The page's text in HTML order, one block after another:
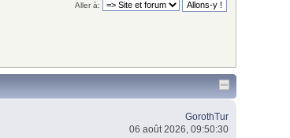
Aller à:
GorothTur
06 août 2026, 09:50:30